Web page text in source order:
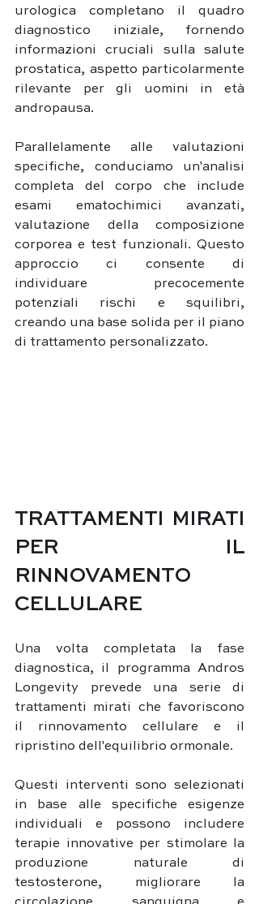
urologica completano il quadro
diagnostico iniziale, fornendo
informazioni cruciali sulla salute
prostatica, aspetto particolarmente
rilevante per gli uomini in età
andropausa.
Parallelamente alle valutazioni
specifiche, conduciamo un'analisi
completa del corpo che include
esami ematochimici avanzati,
valutazione della composizione
corporea e test funzionali. Questo
approccio ci consente di
individuare precocemente
potenziali rischi e squilibri,
creando una base solida per il piano
di trattamento personalizzato.
TRATTAMENTI MIRATI
PER IL
RINNOVAMENTO
CELLULARE
Una volta completata la fase
diagnostica, il programma Andros
Longevity prevede una serie di
trattamenti mirati che favoriscono
il rinnovamento cellulare e il
ripristino dell'equilibrio ormonale.
Questi interventi sono selezionati
in base alle specifiche esigenze
individuali e possono includere
terapie innovative per stimolare la
produzione naturale di
testosterone, migliorare la